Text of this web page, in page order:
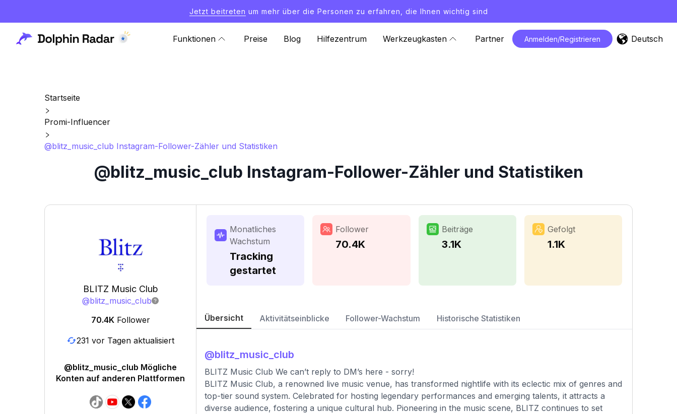
Jetzt beitreten um mehr über die Personen zu erfahren, die Ihnen wichtig sind
Funktionen Preise Blog Hilfezentrum Werkzeugkasten Partner Anmelden/Registrieren Deutsch
Startseite
Promi-Influencer
@blitz_music_club Instagram-Follower-Zähler und Statistiken
@blitz_music_club Instagram-Follower-Zähler und Statistiken
BLITZ Music Club
@blitz_music_club
70.4K Follower
231 vor Tagen aktualisiert
@blitz_music_club Mögliche
Konten auf anderen Plattformen
Monatliches
Wachstum
Tracking
gestartet
Follower
70.4K
Beiträge
3.1K
Gefolgt
1.1K
Übersicht Aktivitätseinblicke Follower-Wachstum Historische Statistiken
@blitz_music_club
BLITZ Music Club We can’t reply to DM’s here - sorry!
BLITZ Music Club, a renowned live music venue, has transformed nightlife with its eclectic mix of genres and
top-tier sound system. Celebrated for hosting legendary performances and emerging talents, it attracts a
diverse audience, fostering a unique cultural hub. Pioneering in the music scene, BLITZ continues to set